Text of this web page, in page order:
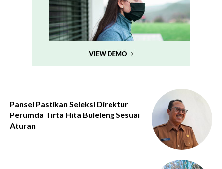
Pansel Pastikan Seleksi Direktur
Perumda Tirta Hita Buleleng Sesuai
Aturan